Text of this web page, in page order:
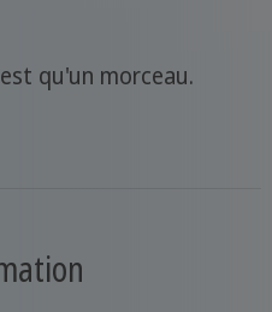
qu'un morceau.